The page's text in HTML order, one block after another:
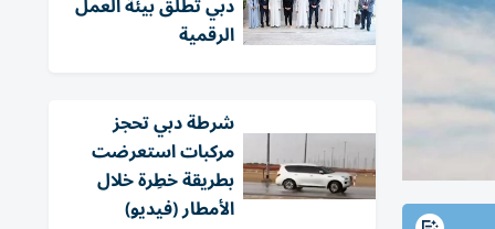
الرقمية
شرطة دبي تحجز
مركبات استعرضت
بطريقة خطِرة خلال
الأمطار (فيديو)